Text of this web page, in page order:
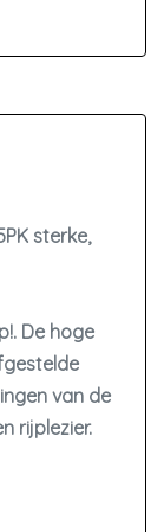
sterke,
De hoge
van de
rijplezier.